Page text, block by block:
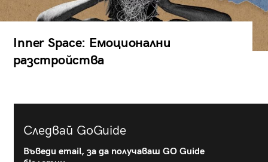
Inner Space: Емоционални
разстройства
Следвай GoGuide
Въведи email, за да получаваш GO Guide